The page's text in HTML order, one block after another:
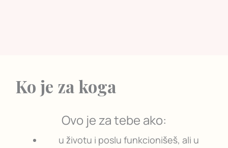
Ko je za koga
Ovo je za tebe ako:
u životu i poslu funkcionišeš, ali u